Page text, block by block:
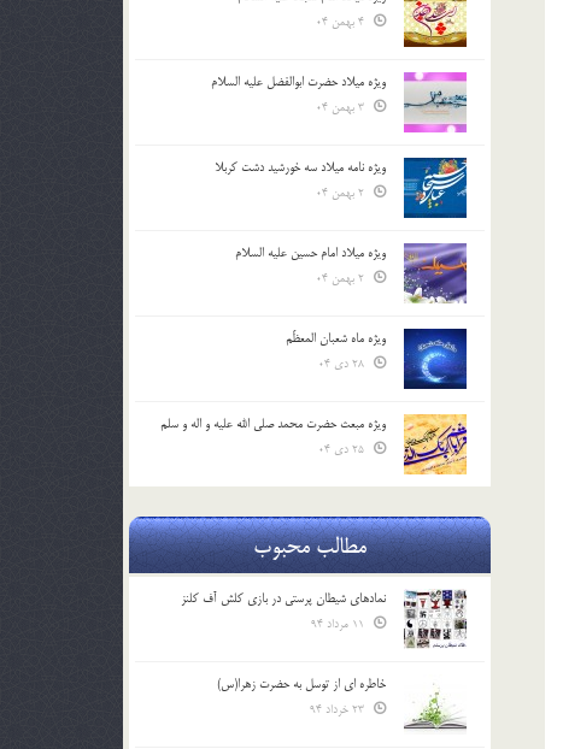
ویژه میلاد حضرت ابوالفضل علیه السلام
ویژه نامه میلاد سه خورشید دشت کربلا
ویژه میلاد امام حسین علیه السلام
ویژه ماه شعبان المعظّم
ویژه مبعث حضرت محمد صلی الله علیه و اله و سلم
مطالب محبوب
نمادهای شیطان پرستی در بازی کلش آف کلنز
خاطره ای از توسل به حضرت زهرا(س)